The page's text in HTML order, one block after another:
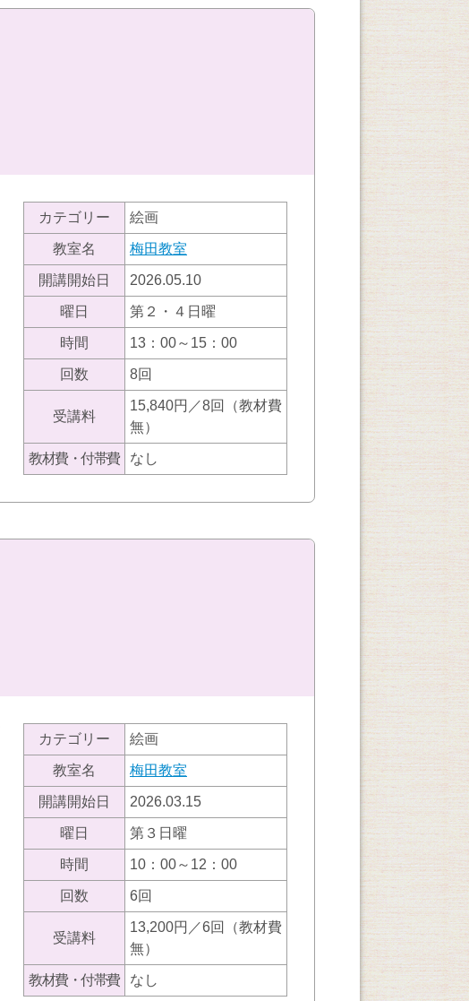
カテゴリー 絵画
教室名 梅田教室
開講開始日 2026.05.10
曜日 第２・４日曜
時間 13：00～15：00
回数 8回
受講料
15,840円／8回（教材費
無）
教材費・付帯費 なし
カテゴリー 絵画
教室名 梅田教室
開講開始日 2026.03.15
曜日 第３日曜
時間 10：00～12：00
回数 6回
受講料
13,200円／6回（教材費
無）
教材費・付帯費 なし